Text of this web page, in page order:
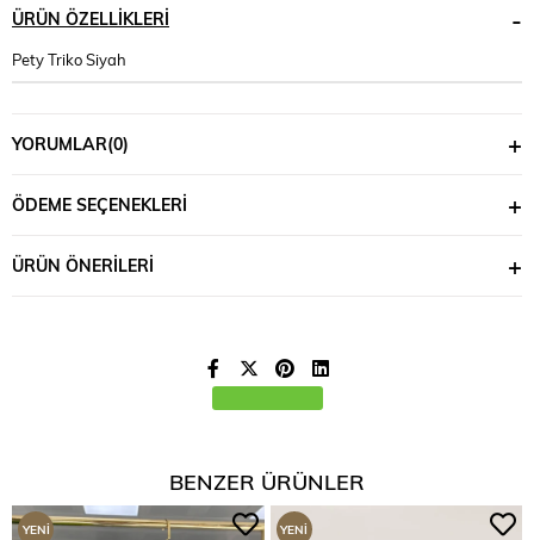
ÜRÜN ÖZELLIKLERI
Pety Triko Siyah
YORUMLAR(0)
ÖDEME SEÇENEKLERI
ÜRÜN ÖNERILERI
BENZER ÜRÜNLER
YENI YENI